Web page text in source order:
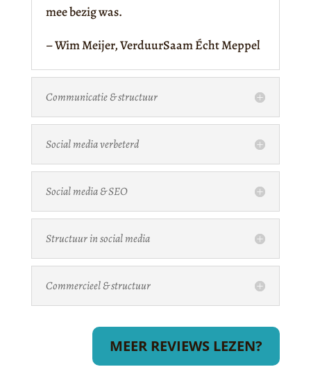
mee bezig was.
– Wim Meijer, VerduurSaam Écht Meppel
Communicatie & structuur
Social media verbeterd
Social media & SEO
Structuur in social media
Commercieel & structuur
MEER REVIEWS LEZEN?